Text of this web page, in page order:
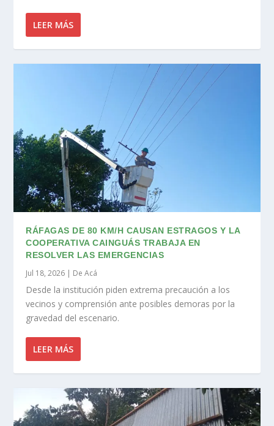
LEER MÁS
RÁFAGAS DE 80 KM/H CAUSAN ESTRAGOS Y LA
COOPERATIVA CAINGUÁS TRABAJA EN
RESOLVER LAS EMERGENCIAS
Jul 18, 2026 | De Acá
Desde la institución piden extrema precaución a los
vecinos y comprensión ante posibles demoras por la
gravedad del escenario.
LEER MÁS